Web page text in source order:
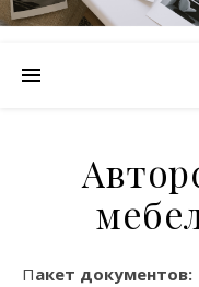
Пакет документов: